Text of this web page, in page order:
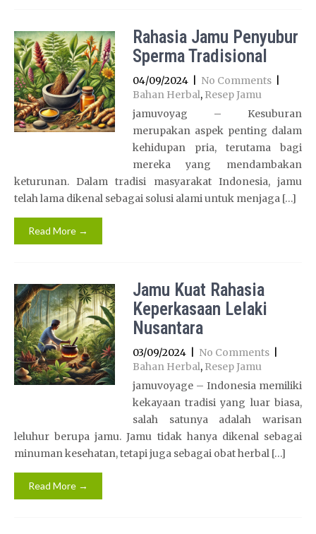
Rahasia Jamu Penyubur
Sperma Tradisional
04/09/2024 No Comments
Bahan Herbal, Resep Jamu
jamuvoyag – Kesuburan
merupakan aspek penting dalam
kehidupan pria, terutama bagi
mereka yang mendambakan
keturunan. Dalam tradisi masyarakat Indonesia, jamu
telah lama dikenal sebagai solusi alami untuk menjaga […]
Read More →
Jamu Kuat Rahasia
Keperkasaan Lelaki
Nusantara
03/09/2024 No Comments
Bahan Herbal, Resep Jamu
jamuvoyage – Indonesia memiliki
kekayaan tradisi yang luar biasa,
salah satunya adalah warisan
leluhur berupa jamu. Jamu tidak hanya dikenal sebagai
minuman kesehatan, tetapi juga sebagai obat herbal […]
Read More →